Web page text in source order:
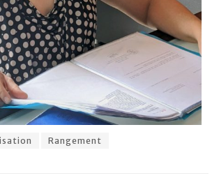
Rangement